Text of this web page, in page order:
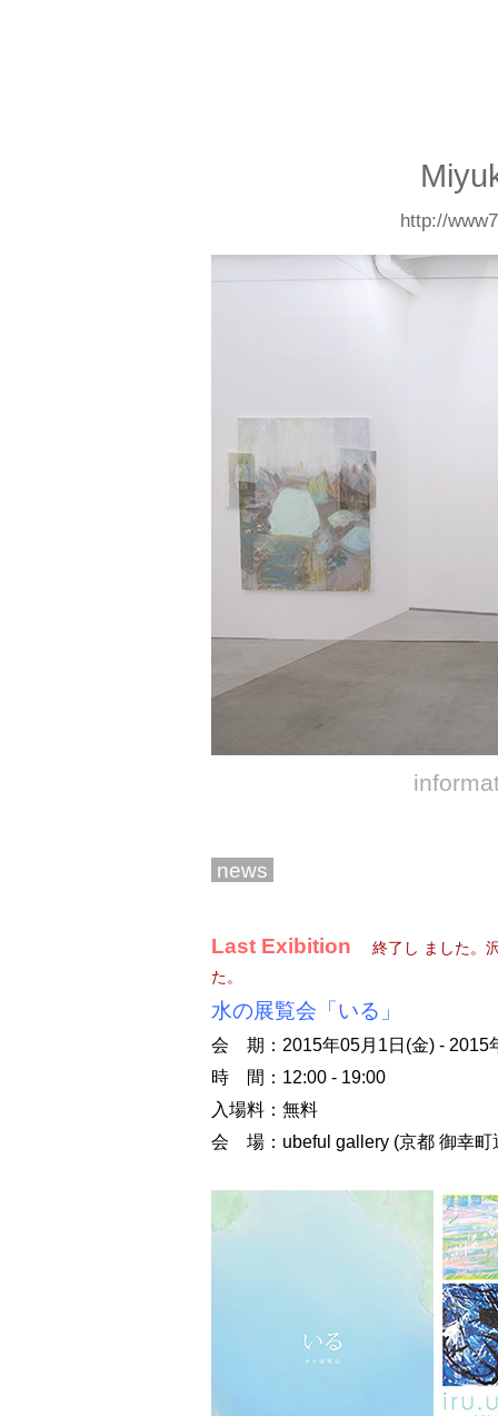
http://
news
Last Exibition
終了し ました。
た。
水の展覧会「いる」
会 期：2015年05月1日(金) - 2015
時 間：12:00 - 19:00
入場料：無料
会 場：ubeful gallery (京都 御幸町